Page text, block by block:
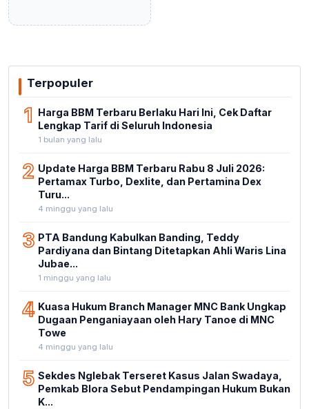
Terpopuler
1 Harga BBM Terbaru Berlaku Hari Ini, Cek Daftar
Lengkap Tarif di Seluruh Indonesia
1 bulan yang lalu
2 Update Harga BBM Terbaru Rabu 8 Juli 2026:
Pertamax Turbo, Dexlite, dan Pertamina Dex
Turu...
4 minggu yang lalu
3 PTA Bandung Kabulkan Banding, Teddy
Pardiyana dan Bintang Ditetapkan Ahli Waris Lina
Jubae...
1 minggu yang lalu
4 Kuasa Hukum Branch Manager MNC Bank Ungkap
Dugaan Penganiayaan oleh Hary Tanoe di MNC
Towe
4 minggu yang lalu
5 Sekdes Nglebak Terseret Kasus Jalan Swadaya,
Pemkab Blora Sebut Pendampingan Hukum Bukan
K...